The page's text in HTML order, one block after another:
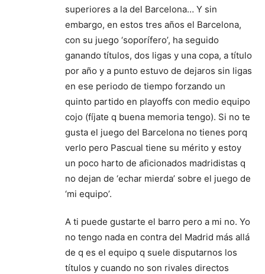
superiores a la del Barcelona… Y sin
embargo, en estos tres años el Barcelona,
con su juego ‘soporífero’, ha seguido
ganando títulos, dos ligas y una copa, a título
por año y a punto estuvo de dejaros sin ligas
en ese periodo de tiempo forzando un
quinto partido en playoffs con medio equipo
cojo (fíjate q buena memoria tengo). Si no te
gusta el juego del Barcelona no tienes porq
verlo pero Pascual tiene su mérito y estoy
un poco harto de aficionados madridistas q
no dejan de ‘echar mierda’ sobre el juego de
‘mi equipo’.
A ti puede gustarte el barro pero a mi no. Yo
no tengo nada en contra del Madrid más allá
de q es el equipo q suele disputarnos los
títulos y cuando no son rivales directos